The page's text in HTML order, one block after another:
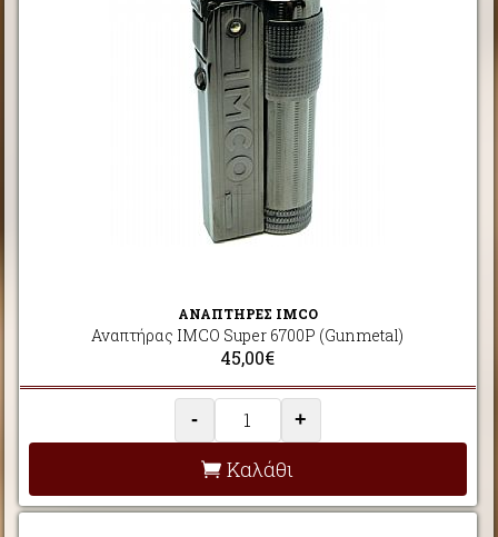
ΑΝΑΠΤΗΡΕΣ IMCO
Αναπτήρας IMCO Super 6700P (Gunmetal)
45,00€
- +
Καλάθι